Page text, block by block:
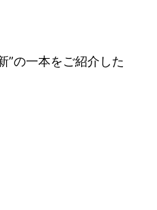
”の一本をご紹介した